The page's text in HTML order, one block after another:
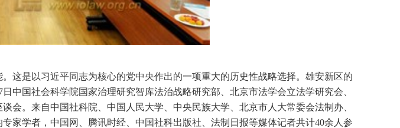
这是以习近平同志为核心的党中央作出的一项重大的历史性战略选择。雄安新区的
中国社会科学院国家治理研究智库法治战略研究部、北京市法学会立法学研究会、
会。来自中国社科院、中国人民大学、中央民族大学、北京市人大常委会法制办、
家学者，中国网、腾讯时经、中国社科出版社、法制日报等媒体记者共计40余人参